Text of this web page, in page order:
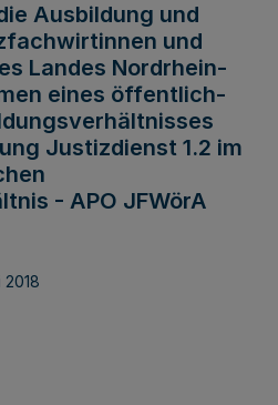
Ausbildung und
und
Landes Nordrhein-
eines öffentlich-
Justizdienst 1.2 im
- APO JFWörA
2018